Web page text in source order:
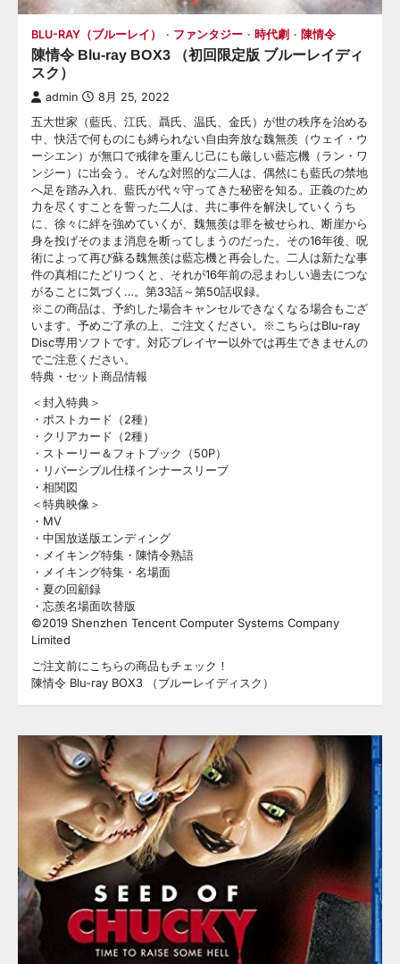
BLU-RAY（ブルーレイ） ファンタジー 時代劇 陳情令
陳情令 Blu-ray BOX3 （初回限定版 ブルーレイディ
スク）
admin 8月 25, 2022
五大世家（藍氏、江氏、聶氏、温氏、金氏）が世の秩序を治める
中、快活で何ものにも縛られない自由奔放な魏無羨（ウェイ・ウ
ーシエン）が無口で戒律を重んじ己にも厳しい藍忘機（ラン・ワ
ンジー）に出会う。そんな対照的な二人は、偶然にも藍氏の禁地
へ足を踏み入れ、藍氏が代々守ってきた秘密を知る。正義のため
力を尽くすことを誓った二人は、共に事件を解決していくうち
に、徐々に絆を強めていくが、魏無羨は罪を被せられ、断崖から
身を投げそのまま消息を断ってしまうのだった。その16年後、呪
術によって再び蘇る魏無羨は藍忘機と再会した。二人は新たな事
件の真相にたどりつくと、それが16年前の忌まわしい過去につな
がることに気づく…。第33話～第50話収録。
※この商品は、予約した場合キャンセルできなくなる場合もござ
います。予めご了承の上、ご注文ください。※こちらはBlu-ray
Disc専用ソフトです。対応プレイヤー以外では再生できませんの
でご注意ください。
特典・セット商品情報
＜封入特典＞
・ポストカード（2種）
・クリアカード（2種）
・ストーリー＆フォトブック（50P）
・リバーシブル仕様インナースリーブ
・相関図
＜特典映像＞
・MV
・中国放送版エンディング
・メイキング特集・陳情令熟語
・メイキング特集・名場面
・夏の回顧録
・忘羨名場面吹替版
©2019 Shenzhen Tencent Computer Systems Company
Limited
ご注文前にこちらの商品もチェック！
陳情令 Blu-ray BOX3 （ブルーレイディスク）